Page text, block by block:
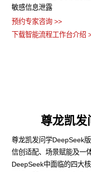
敏感信息泄露
预约专家咨询 >>
下载智能流程工作台介绍
尊龙凯发
尊龙凯发问学DeepSeek
信创适配、场景赋能及一
DeepSeek中面临的四大